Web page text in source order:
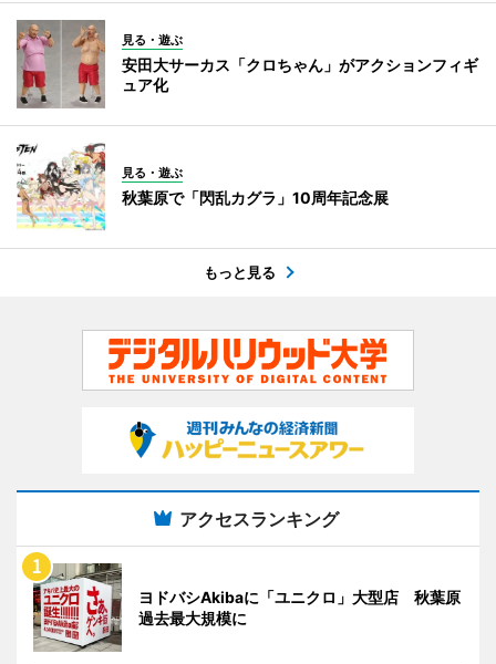
見る・遊ぶ
安田大サーカス「クロちゃん」がアクションフィギ
ュア化
見る・遊ぶ
秋葉原で「閃乱カグラ」10周年記念展
もっと見る
アクセスランキング
ヨドバシAkibaに「ユニクロ」大型店 秋葉原
過去最大規模に